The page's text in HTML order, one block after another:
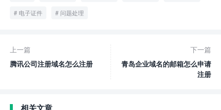
电子证件 问题处理
上一篇
腾讯公司注册域名怎么注册
下一篇
青岛企业域名的邮箱怎么申请
注册